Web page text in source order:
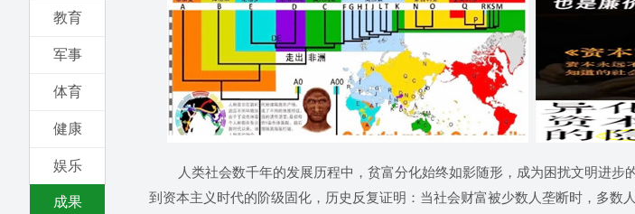
教育
军事
体育
健康
娱乐
成果
人类社会数千年的发展历程中，贫富分化始终如影随形，成为困扰文明进步
到资本主义时代的阶级固化，历史反复证明：当社会财富被少数人垄断时，多数